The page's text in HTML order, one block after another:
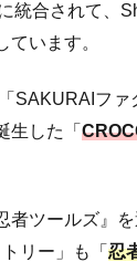
統合されて、
ています。
SAKURAIファ
生した「
者ツールズ』
リー」も「 忍